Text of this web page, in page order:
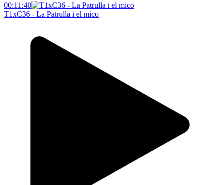
00:11:40
T1xC36 - La Patrulla i el mico